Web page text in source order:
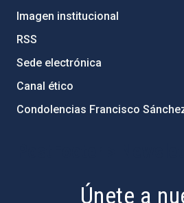
Imagen institucional
RSS
Sede electrónica
Canal ético
Condolencias Francisco
Únete a